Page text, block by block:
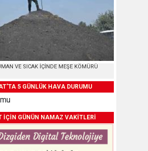
VE SICAK İÇİNDE MEŞE KÖMÜRÜ
5 GÜNLÜK HAVA DURUMU
İÇİN GÜNÜN NAMAZ VAKİTLERİ